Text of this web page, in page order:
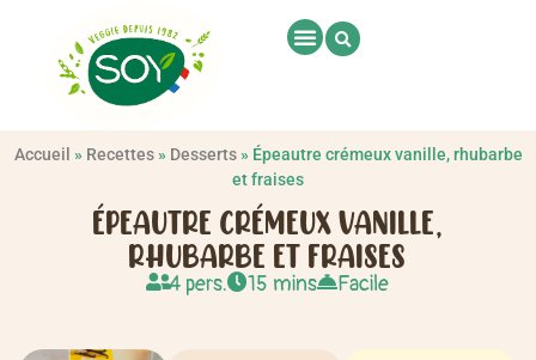
Accueil » Recettes» Desserts» Épeautre crémeux vanille, rhubarbe
et fraises
ÉPEAUTRE CRÉMEUX VANILLE,
RHUBARBE ET FRAISES
4 pers. 15 mins Facile